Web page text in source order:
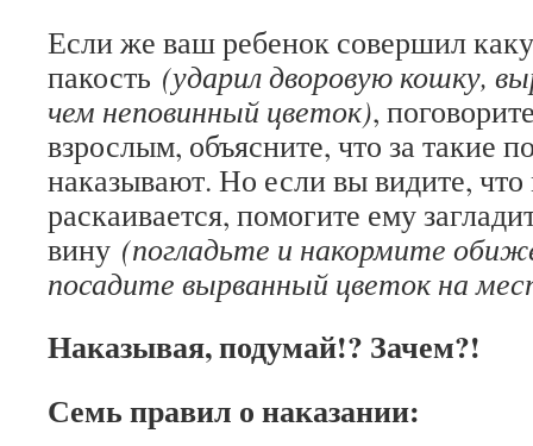
Если же ваш ребенок совершил
пакость (ударил дворовую кошку,
чем неповинный цветок),
взрослым, объясните, что за такие
наказывают. Но если вы видите,
раскаивается, помогите ему
вину (погладьте и накормите
посадите вырванный цветок на
Наказывая, подумай!? Зачем?!
Семь правил о наказании: